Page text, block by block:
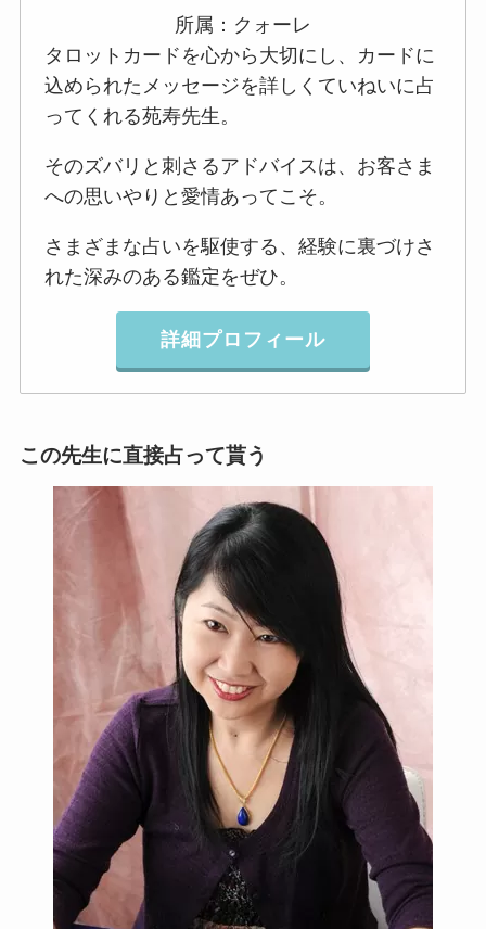
所属：クォーレ
タロットカードを心から大切にし、カードに
込められたメッセージを詳しくていねいに占
ってくれる苑寿先生。
そのズバリと刺さるアドバイスは、お客さま
への思いやりと愛情あってこそ。
さまざまな占いを駆使する、経験に裏づけさ
れた深みのある鑑定をぜひ。
詳細プロフィール
この先生に直接占って貰う